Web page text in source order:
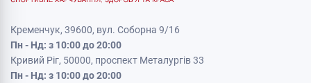
Кременчук, 39600, вул. Соборна 9/16
Пн - Нд: з 10:00 до 20:00
Кривий Ріг, 50000, проспект Металургів 33
Пн - Нд: з 10:00 до 20:00